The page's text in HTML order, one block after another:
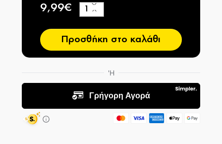
9,99€
−
+
Προσθήκη στο καλάθι